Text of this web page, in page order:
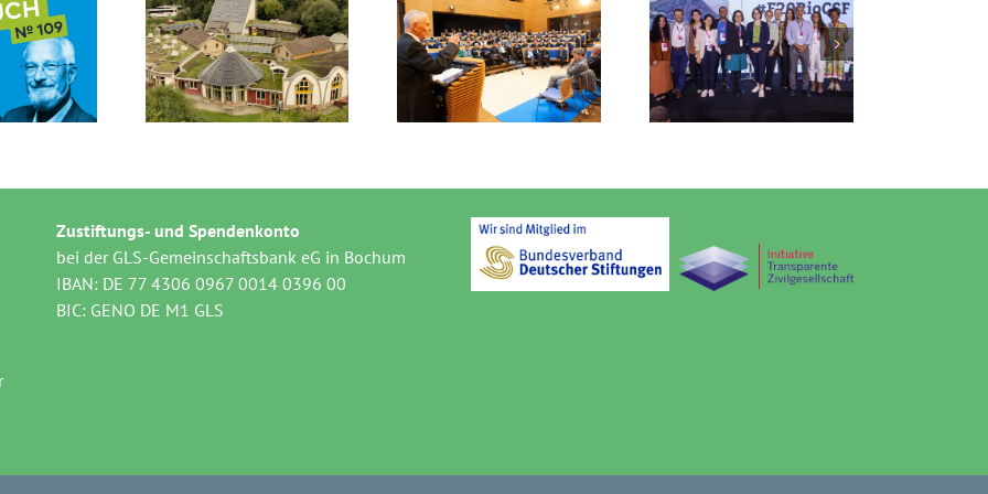
braucht
unsere
Zivilgesellschaft
verliert einen
verlässlichen
Brückenbauer:
Nachruf auf Klaus
Klaus Milke beim
F20-Climate
Solutions Forum
in Brasilien
Zustiftungs- und Spendenkonto
bei der GLS-Gemeinschaftsbank eG in Bochum
IBAN: DE 77 4306 0967 0014 0396 00
BIC: GENO DE M1 GLS